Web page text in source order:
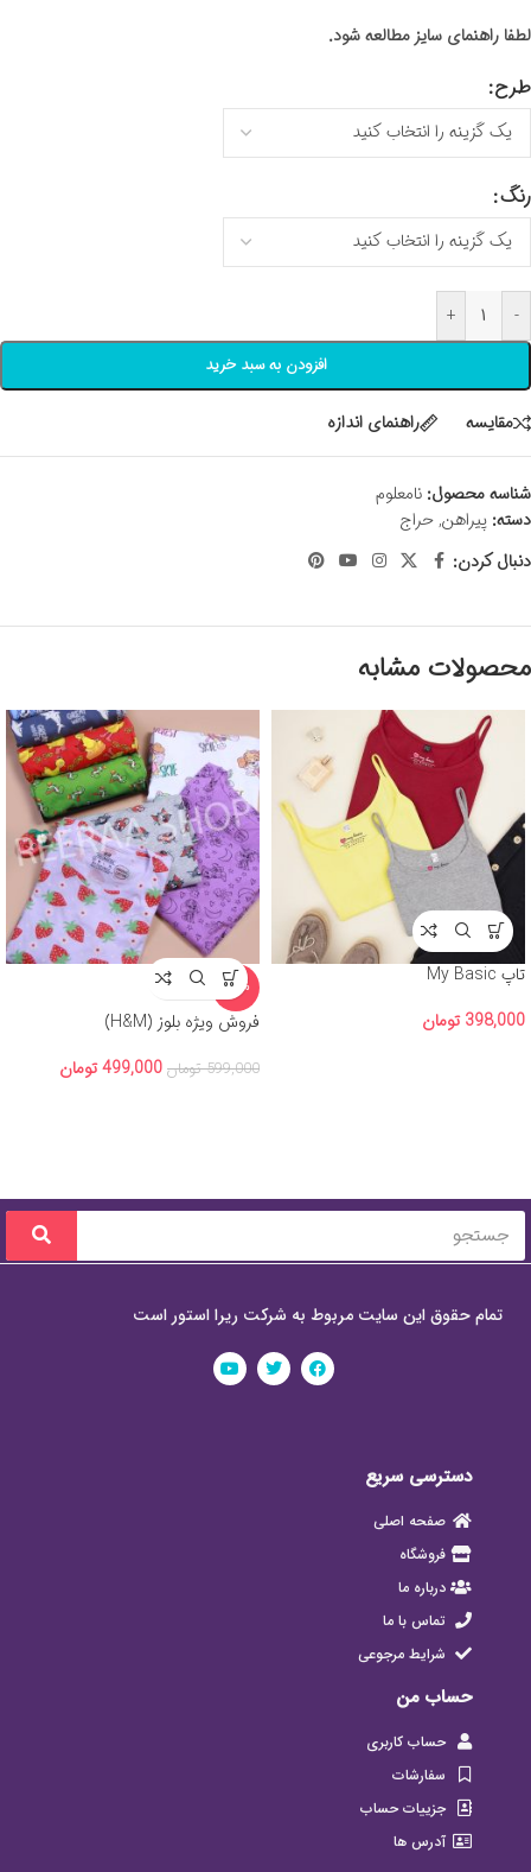
لطفا راهنمای سایز مطالعه شود.
طرح
رنگ
-
+
افزودن به سبد خرید
مقايسه راهنمای اندازه
شناسه محصول: نامعلوم
دسته: پیراهن,حراج
دنبال کردن:
محصولات مشابه
تاپ My Basic
398,000 تومان
-17%
فروش ویژه بلوز (H&M)
599,000 تومان 499,000تومان
تمام حقوق این سایت مربوط به شرکت ریرا استور است
دسترسی سریع
صفحه اصلی
فروشگاه
درباره ما
تماس با ما
شرایط مرجوعی
حساب من
حساب کاربری
سفارشات
جزییات حساب
آدرس ها